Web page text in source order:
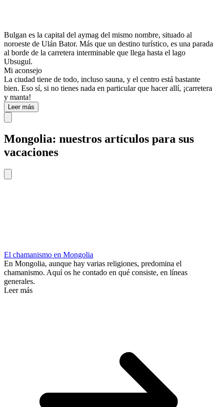
Bulgan es la capital del aymag del mismo nombre, situado al
noroeste de Ulán Bator. Más que un destino turístico, es una parada
al borde de la carretera interminable que llega hasta el lago
Ubsugul.
Mi aconsejo
La ciudad tiene de todo, incluso sauna, y el centro está bastante
bien. Eso sí, si no tienes nada en particular que hacer allí, ¡carretera
y manta!
Leer más
Mongolia: nuestros artículos para sus
vacaciones
El chamanismo en Mongolia
En Mongolia, aunque hay varias religiones, predomina el
chamanismo. Aquí os he contado en qué consiste, en líneas
generales.
Leer más